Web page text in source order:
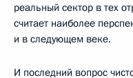
реальный сектор в тех
считает наиболее
и в следующем веке.
И последний вопрос